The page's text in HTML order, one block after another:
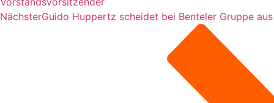
NächsterGuido Huppertz scheidet bei Benteler Gruppe aus